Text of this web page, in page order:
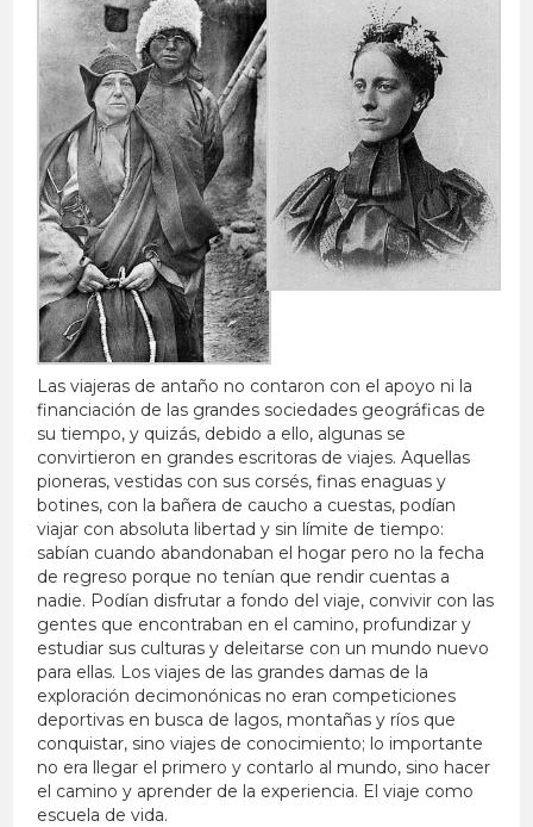
Las viajeras de antaño no contaron con el apoyo ni la
financiación de las grandes sociedades geográficas de
su tiempo, y quizás, debido a ello, algunas se
convirtieron en grandes escritoras de viajes. Aquellas
pioneras, vestidas con sus corsés, finas enaguas y
botines, con la bañera de caucho a cuestas, podían
viajar con absoluta libertad y sin límite de tiempo:
sabían cuando abandonaban el hogar pero no la fecha
de regreso porque no tenían que rendir cuentas a
nadie. Podían disfrutar a fondo del viaje, convivir con las
gentes que encontraban en el camino, profundizar y
estudiar sus culturas y deleitarse con un mundo nuevo
para ellas. Los viajes de las grandes damas de la
exploración decimonónicas no eran competiciones
deportivas en busca de lagos, montañas y ríos que
conquistar, sino viajes de conocimiento; lo importante
no era llegar el primero y contarlo al mundo, sino hacer
el camino y aprender de la experiencia. El viaje como
escuela de vida.